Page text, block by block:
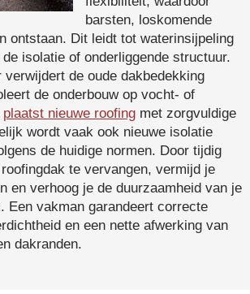
barsten, loskomende
ontstaan. Dit leidt tot waterinsijpeling
isolatie of onderliggende structuur.
verwijdert de oude dakbedekking
de onderbouw op vocht- of
plaatst nieuwe roofing met zorgvuldige
wordt vaak ook nieuwe isolatie
de huidige normen. Door tijdig
te vervangen, vermijd je
en verhoog je de duurzaamheid van je
Een vakman garandeert correcte
en een nette afwerking van
dakranden.